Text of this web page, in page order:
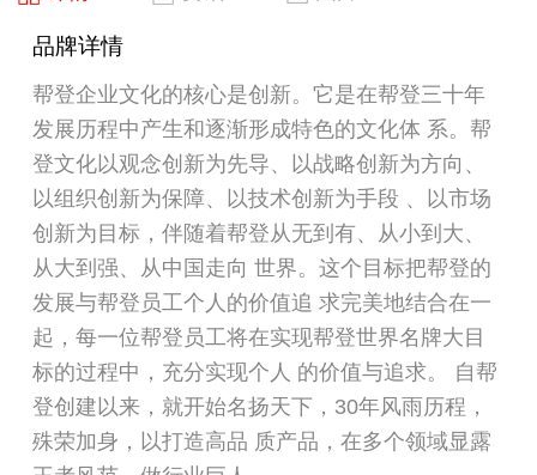
品牌详情
帮登企业文化的核心是创新。它是在帮登三十年
发展历程中产生和逐渐形成特色的文化体 系。帮
登文化以观念创新为先导、以战略创新为方向、
以组织创新为保障、以技术创新为手段 、以市场
创新为目标，伴随着帮登从无到有、从小到大、
从大到强、从中国走向 世界。这个目标把帮登的
发展与帮登员工个人的价值追 求完美地结合在一
起，每一位帮登员工将在实现帮登世界名牌大目
标的过程中，充分实现个人 的价值与追求。 自帮
登创建以来，就开始名扬天下，30年风雨历程，
殊荣加身，以打造高品 质产品，在多个领域显露